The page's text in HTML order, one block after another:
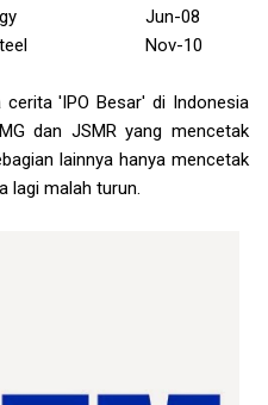
Jun-08
Nov-10
'IPO Besar' di Indonesia
dan JSMR yang mencetak
lainnya hanya mencetak
lagi malah turun.